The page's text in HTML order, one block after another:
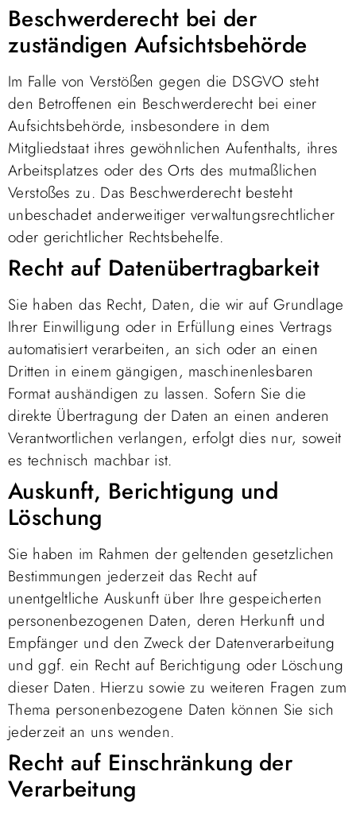
Beschwerde­recht bei der
zuständigen Aufsichts­behörde
Im Falle von Verstößen gegen die DSGVO steht
den Betroffenen ein Beschwerderecht bei einer
Aufsichtsbehörde, insbesondere in dem
Mitgliedstaat ihres gewöhnlichen Aufenthalts, ihres
Arbeitsplatzes oder des Orts des mutmaßlichen
Verstoßes zu. Das Beschwerderecht besteht
unbeschadet anderweitiger verwaltungsrechtlicher
oder gerichtlicher Rechtsbehelfe.
Recht auf Daten­übertrag­barkeit
Sie haben das Recht, Daten, die wir auf Grundlage
Ihrer Einwilligung oder in Erfüllung eines Vertrags
automatisiert verarbeiten, an sich oder an einen
Dritten in einem gängigen, maschinenlesbaren
Format aushändigen zu lassen. Sofern Sie die
direkte Übertragung der Daten an einen anderen
Verantwortlichen verlangen, erfolgt dies nur, soweit
es technisch machbar ist.
Auskunft, Berichtigung und
Löschung
Sie haben im Rahmen der geltenden gesetzlichen
Bestimmungen jederzeit das Recht auf
unentgeltliche Auskunft über Ihre gespeicherten
personenbezogenen Daten, deren Herkunft und
Empfänger und den Zweck der Datenverarbeitung
und ggf. ein Recht auf Berichtigung oder Löschung
dieser Daten. Hierzu sowie zu weiteren Fragen zum
Thema personenbezogene Daten können Sie sich
jederzeit an uns wenden.
Recht auf Einschränkung der
Verarbeitung